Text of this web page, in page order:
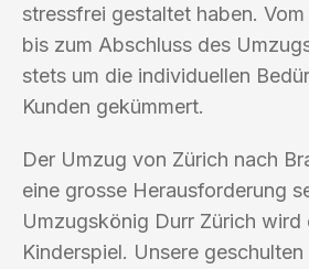
stressfrei gestaltet haben.
bis zum Abschluss des
stets um die individuellen
Kunden gekümmert.
Der Umzug von Zürich nach
eine grosse Herausforderung
Umzugskönig Durr Zürich wird
Kinderspiel. Unsere